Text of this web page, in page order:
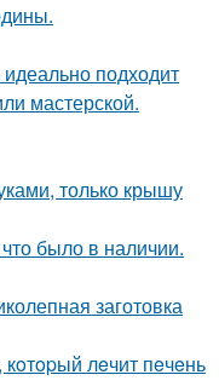
подходит
мастерской.
только крышу
было в наличии.
заготовка
лeчит пeчeнь